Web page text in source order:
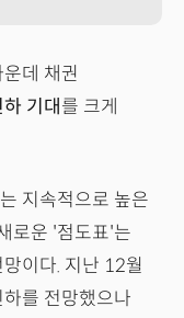
데 채권
기대를 크게
지속적으로 높은
로운 '점도표'는
이다. 지난 12월
를 전망했으나